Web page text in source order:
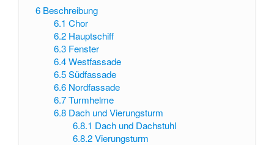
6 Beschreibung
6.1 Chor
6.2 Hauptschiff
6.3 Fenster
6.4 Westfassade
6.5 Südfassade
6.6 Nordfassade
6.7 Turmhelme
6.8 Dach und Vierungsturm
6.8.1 Dach und Dachstuhl
6.8.2 Vierungsturm